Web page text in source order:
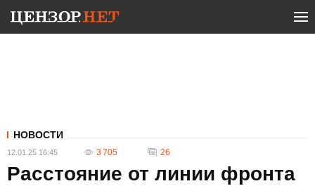
НОВОСТИ
12.01.25 16:45 3 705 26
Расстояние от линии фронта